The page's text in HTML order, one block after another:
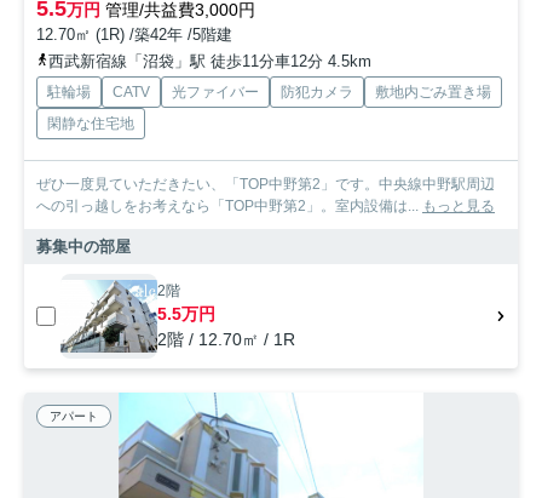
5.5万円 管理/共益費3,000円
12.70㎡ (1R) /築42年 /5階建
西武新宿線「沼袋」駅 徒歩11分車12分 4.5km
駐輪場 CATV 光ファイバー 防犯カメラ
敷地内ごみ置き場
閑静な住宅地
ぜひ一度見ていただきたい、「TOP中野第2」です。中央線中野駅周辺
への引っ越しをお考えなら「TOP中野第2」。室内設備は... もっと見る
募集中の部屋
2階
5.5万円
2階 / 12.70㎡ / 1R
アパート